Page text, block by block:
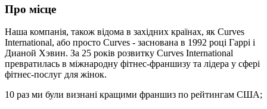
Про місце
Наша компанія, також відома в західних країнах, як Curves
International, або просто Curves - заснована в 1992 році Гаррі і
Дианой Хэвин. За 25 років розвитку Curves International
превратилась в міжнародну фітнес-франшизу та лідера у сфері
фітнес-послуг для жінок.
10 раз ми були визнані кращими франшиз по рейтингам США;